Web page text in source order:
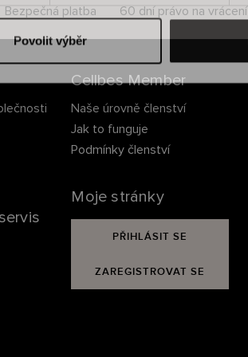
Povolit výběr
Bezpečná platba 60 dní právo na vrácení
Cellbes Member
Naše úrovně členství
Jak to funguje
Podmínky členství
Moje stránky
PŘIHLÁSIT SE
ZAREGISTROVAT SE